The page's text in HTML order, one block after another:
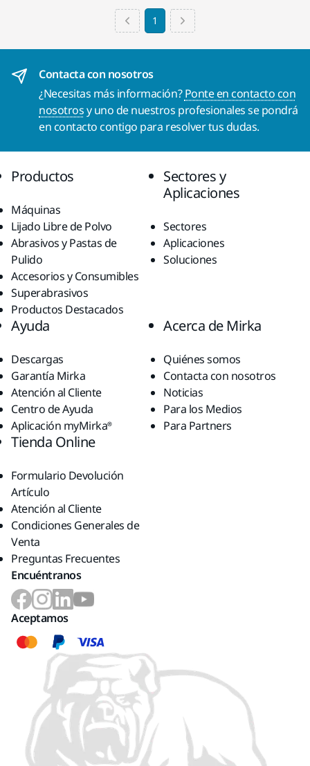
1
Contacta con nosotros
¿Necesitas más información?Ponte en contacto con
nosotrosy uno de nuestros profesionales se pondrá
en contacto contigo para resolver tus dudas.
Productos
Máquinas
Lijado Libre de Polvo
Abrasivos y Pastas de
Pulido
Accesorios y Consumibles
Superabrasivos
Productos Destacados
Sectores y
Aplicaciones
Sectores
Aplicaciones
Soluciones
Ayuda
Descargas
Garantía Mirka
Atención al Cliente
Centro de Ayuda
Aplicación myMirka®
Acerca de Mirka
Quiénes somos
Contacta con nosotros
Noticias
Para los Medios
Para Partners
Tienda Online
Formulario Devolución
Artículo
Atención al Cliente
Condiciones Generales de
Venta
Preguntas Frecuentes
Encuéntranos
Aceptamos